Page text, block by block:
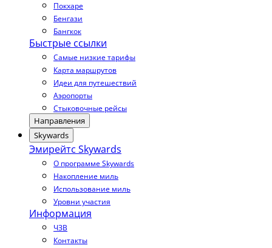
Покхаре
Бенгази
Бангкок
Быстрые ссылки
Самые низкие тарифы
Карта маршрутов
Идеи для путешествий
Аэропорты
Стыковочные рейсы
Направления
Skywards
Эмирейтс Skywards
О программе Skywards
Накопление миль
Использование миль
Уровни участия
Информация
ЧЗВ
Контакты